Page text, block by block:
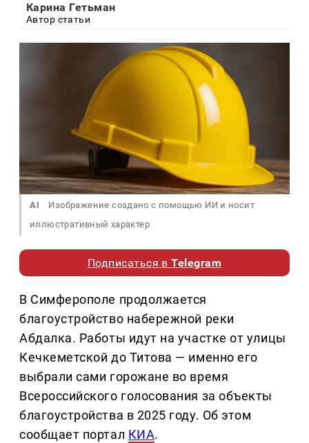
Карина Гетьман
Автор статьи
AI
Изображение создано с помощью ИИ и носит
иллюстративный характер
Подписаться вTelegram
В Симферополе продолжается
благоустройство набережной реки
Абдалка. Работы идут на участке от улицы
Кечкеметской до Титова — именно его
выбрали сами горожане во время
Всероссийского голосования за объекты
благоустройства в 2025 году. Об этом
сообщает портал КИА.